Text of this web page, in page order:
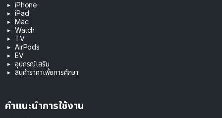
iPhone
iPad
Mac
Watch
TV
AirPods
EV
อุปกรณ์เสริม
สินค้าราคาเพื่อการศึกษา
คำแนะนำการใช้งาน